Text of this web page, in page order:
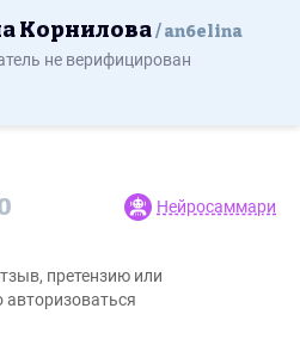
Корнилова an6elina
не верифицирован
Нейросаммари
претензию или